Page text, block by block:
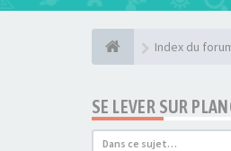
Index du
SE LEVER SUR